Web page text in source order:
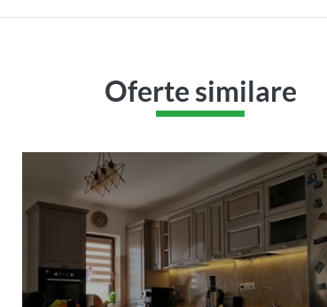
Oferte similare